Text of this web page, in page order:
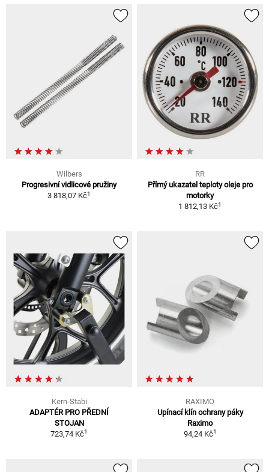
Wilbers
Progresivní vidlicové pružiny
3 818,07 Kč1
RR
Přímý ukazatel teploty oleje pro
motorky
1 812,13 Kč1
Kern-Stabi
ADAPTÉR PRO PŘEDNÍ
STOJAN
723,74 Kč1
RAXIMO
Upínací klín ochrany páky
Raximo
94,24 Kč1